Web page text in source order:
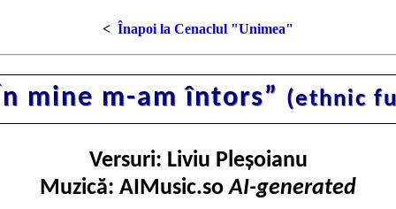
< Înapoi la Cenaclul "Unimea"
mine m-am întors” (ethnic
Versuri: Liviu Pleşoianu
Muzică: AIMusic.so AI-generated